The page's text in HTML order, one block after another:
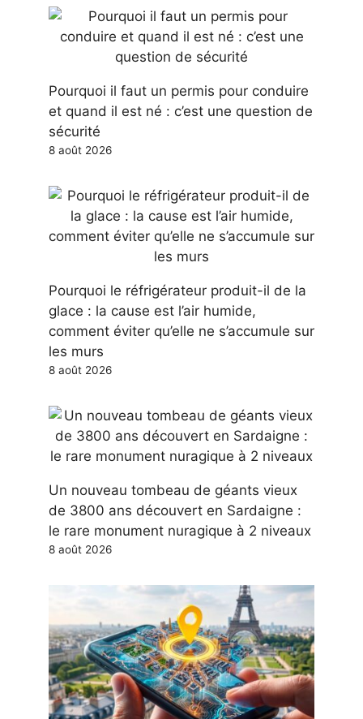
Pourquoi il faut un permis pour conduire
et quand il est né : c’est une question de
sécurité
8 août 2026
Pourquoi le réfrigérateur produit-il de la
glace : la cause est l’air humide,
comment éviter qu’elle ne s’accumule sur
les murs
8 août 2026
Un nouveau tombeau de géants vieux
de 3800 ans découvert en Sardaigne :
le rare monument nuragique à 2 niveaux
8 août 2026